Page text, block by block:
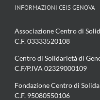
INFORMAZIONI CEIS GENOVA
Associazione Centro di
C.F. 03333520108
Centro di Solidarietà di
C.F/P.IVA 02329000109
Fondazione Centro di
C.F. 95080550106